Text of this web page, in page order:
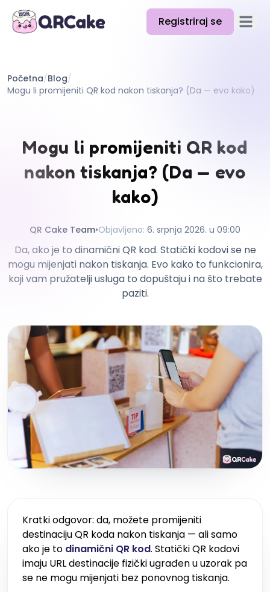
Registriraj se Otvori
Cijene
Dokumentacija
Pomoć
Početna/Blog/
Mogu li promijeniti QR kod nakon tiskanja? (Da — evo kako)
Mogu li promijeniti QR kod
nakon tiskanja? (Da — evo
kako)
QR Cake Team•Objavljeno: 6. srpnja 2026. u 09:00
Da, ako je to dinamični QR kod. Statički kodovi se ne
mogu mijenjati nakon tiskanja. Evo kako to funkcionira,
koji vam pružatelji usluga to dopuštaju i na što trebate
paziti.
Kratki odgovor: da, možete promijeniti
destinaciju QR koda nakon tiskanja — ali samo
ako je to dinamični QR kod. Statički QR kodovi
imaju URL destinacije fizički ugrađen u uzorak pa
se ne mogu mijenjati bez ponovnog tiskanja.